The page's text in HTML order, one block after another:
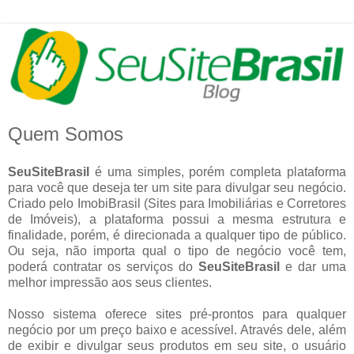
Quem Somos
SeuSiteBrasil
é uma simples, porém completa plataforma
para você que deseja ter um site para divulgar seu negócio.
Criado pelo ImobiBrasil (Sites para Imobiliárias e Corretores
de Imóveis), a plataforma possui a mesma estrutura e
finalidade, porém, é direcionada a qualquer tipo de público.
Ou seja, não importa qual o tipo de negócio você tem,
poderá contratar os serviços do SeuSiteBrasil
e dar uma
melhor impressão aos seus clientes.
Nosso sistema oferece sites pré-prontos para qualquer
negócio por um preço baixo e acessível. Através dele, além
de exibir e divulgar seus produtos em seu site, o usuário